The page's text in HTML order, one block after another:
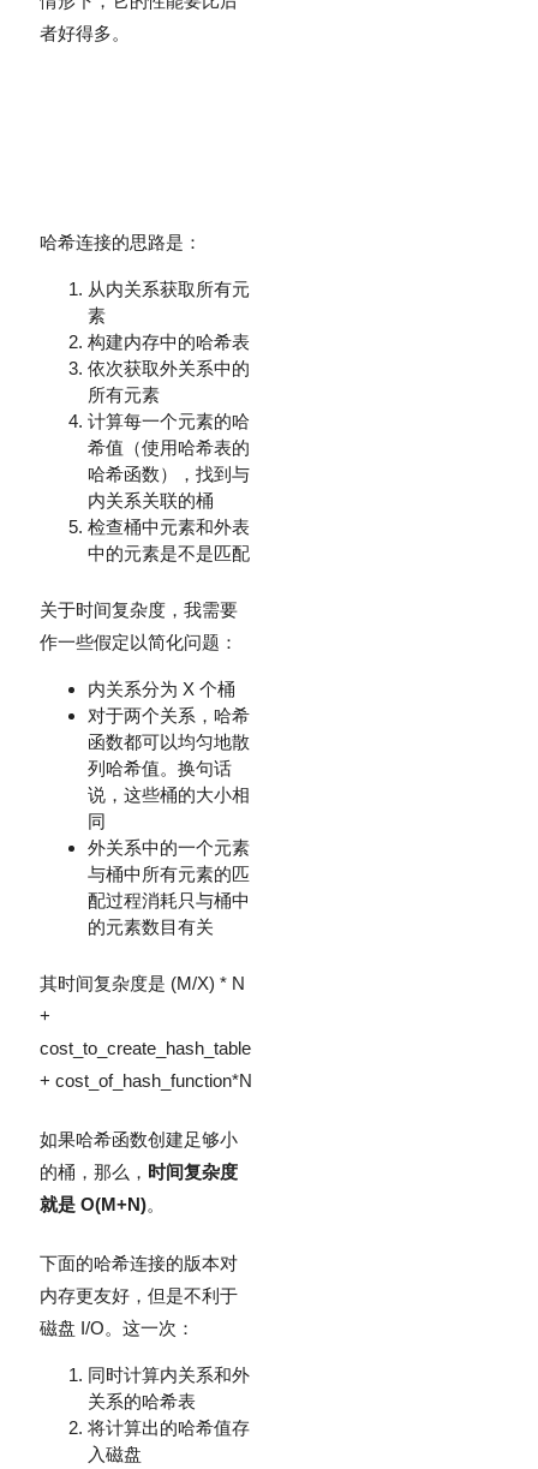
者好得多。
哈希连接的思路是：
从内关系获取所有元
素
构建内存中的哈希表
依次获取外关系中的
所有元素
计算每一个元素的哈
希值（使用哈希表的
哈希函数），找到与
内关系关联的桶
检查桶中元素和外表
中的元素是不是匹配
关于时间复杂度，我需要
作一些假定以简化问题：
内关系分为 X 个桶
对于两个关系，哈希
函数都可以均匀地散
列哈希值。换句话
说，这些桶的大小相
同
外关系中的一个元素
与桶中所有元素的匹
配过程消耗只与桶中
的元素数目有关
其时间复杂度是 (M/X) * N
+
cost_to_create_hash_table(M)
+ cost_of_hash_function*N
如果哈希函数创建足够小
的桶，那么， 时间复杂度
就是 O(M+N)。
下面的哈希连接的版本对
内存更友好，但是不利于
磁盘 I/O。这一次：
同时计算内关系和外
关系的哈希表
将计算出的哈希值存
入磁盘